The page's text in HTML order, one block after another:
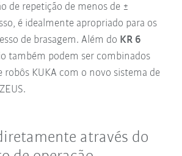
de repetição de menos de ±
é idealmente apropriado para os
de brasagem. Além do KR 6
também podem ser combinados
robôs KUKA com o novo sistema de
através do